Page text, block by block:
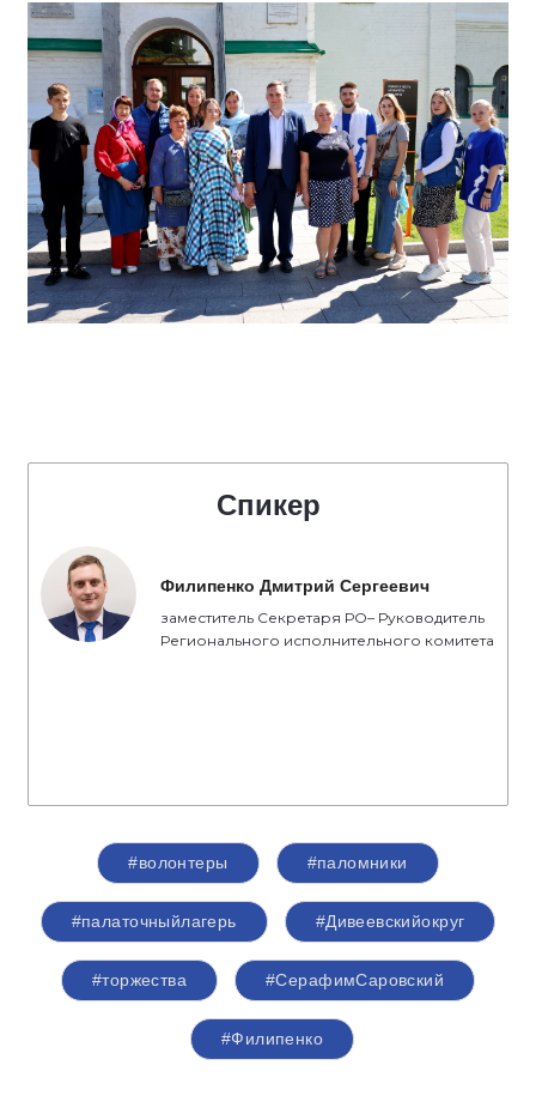
Спикер
Филипенко Дмитрий Сергеевич
заместитель Секретаря РО– Руководитель
Регионального исполнительного комитета
#волонтеры #паломники
#палаточныйлагерь #Дивеевскийокруг
#торжества #СерафимСаровский
#Филипенко